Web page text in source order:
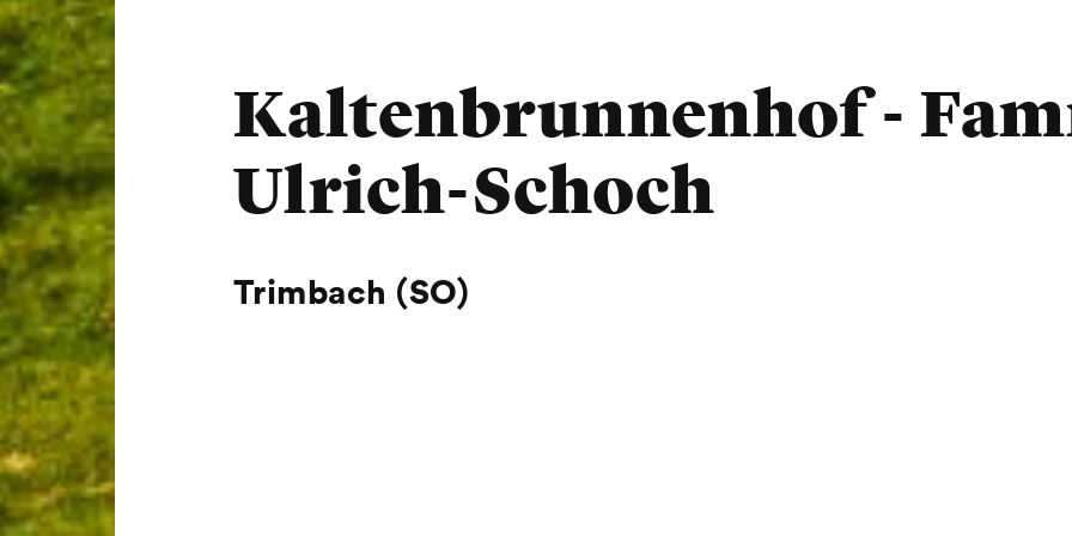
Kaltenbrunnenhof -
Ulrich-Schoch
Trimbach (SO)